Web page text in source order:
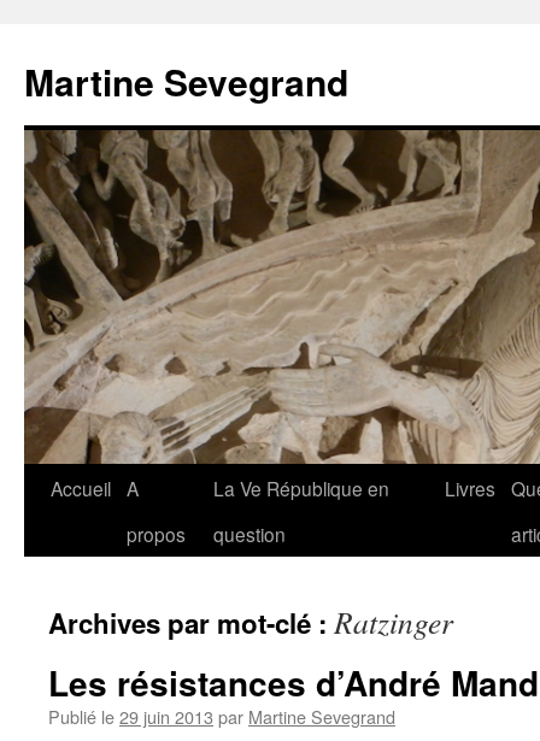
contenu
Martine Sevegrand
Accueil A
propos
La Ve République en
question
Livres
Archives par mot-clé :Ratzinger
Les résistances d’André
Publié le29 juin 2013 par Martine Sevegrand